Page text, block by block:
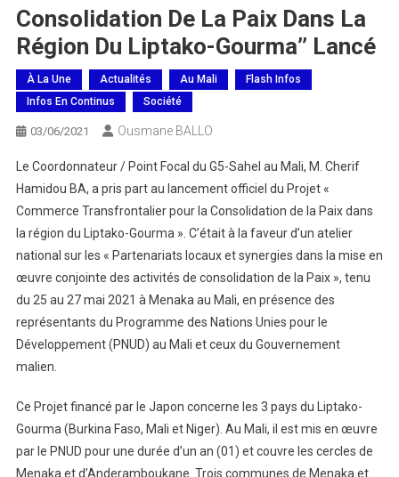
Consolidation De La Paix Dans La
Région Du Liptako-Gourma’’ Lancé
À La Une Actualités Au Mali
Flash Infos
Infos En Continus
Société
03/06/2021 Ousmane BALLO
Le Coordonnateur / Point Focal du G5-Sahel au Mali, M. Cherif
Hamidou BA, a pris part au lancement officiel du Projet «
Commerce Transfrontalier pour la Consolidation de la Paix dans
la région du Liptako-Gourma ». C’était à la faveur d’un atelier
national sur les « Partenariats locaux et synergies dans la mise en
œuvre conjointe des activités de consolidation de la Paix », tenu
du 25 au 27 mai 2021 à Menaka au Mali, en présence des
représentants du Programme des Nations Unies pour le
Développement (PNUD) au Mali et ceux du Gouvernement
malien.
Ce Projet financé par le Japon concerne les 3 pays du Liptako-
Gourma (Burkina Faso, Mali et Niger). Au Mali, il est mis en œuvre
par le PNUD pour une durée d’un an (01) et couvre les cercles de
Menaka et d’Anderamboukane. Trois communes de Menaka et